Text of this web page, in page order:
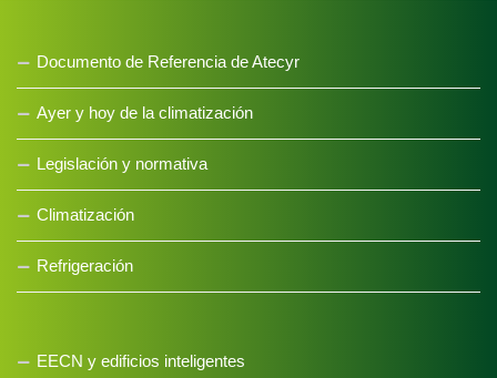
Documento de Referencia de Atecyr
Ayer y hoy de la climatización
Legislación y normativa
Climatización
Refrigeración
EECN y edificios inteligentes